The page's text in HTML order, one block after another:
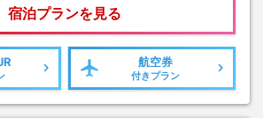
宿泊プランを見る
航空券
付きプラン